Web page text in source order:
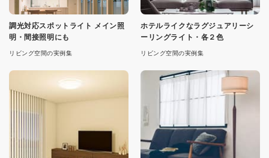
調光対応スポットライト メイン照
明・間接照明にも
リビング空間の実例集
ホテルライクなラグジュアリーシ
ーリングライト・各２色
リビング空間の実例集